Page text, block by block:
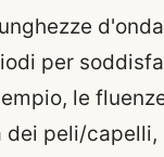
per
le
peli/capelli,